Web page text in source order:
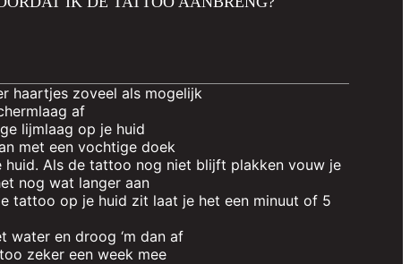
haartjes zoveel als mogelijk
af
lijmlaag op je huid
met een vochtige doek
Als de tattoo nog niet blijft plakken vouw je
nog wat langer aan
tattoo op je huid zit laat je het een minuut of 5
en droog ‘m dan af
zeker een week mee